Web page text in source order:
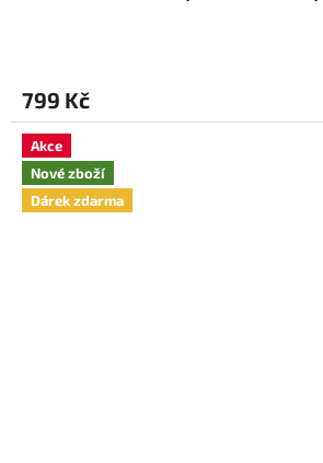
je
5,0
5
hvězdiček.
799 Kč
Akce
Nové zboží
Dárek zdarma